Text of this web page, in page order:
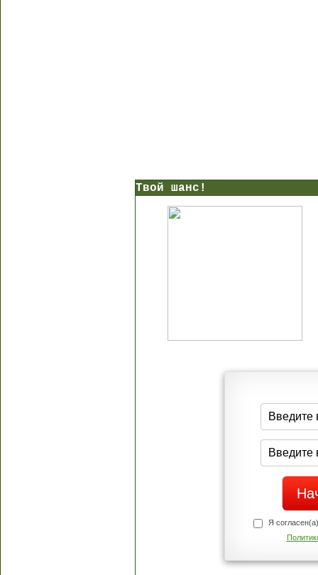
Твой шанс!
Я